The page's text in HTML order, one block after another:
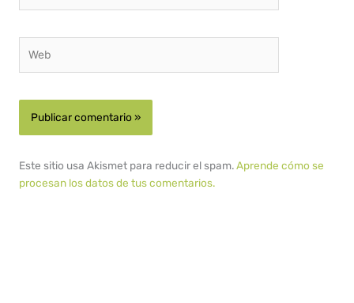
Este sitio usa Akismet para reducir el spam.Aprende cómo se
procesan los datos de tus comentarios.